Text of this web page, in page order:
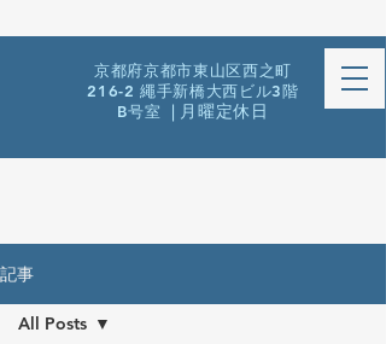
京都府京都市東山区西之町
216-2 繩手新橋大西ビル3階
B号室
| 月曜定休日
記事
All Posts